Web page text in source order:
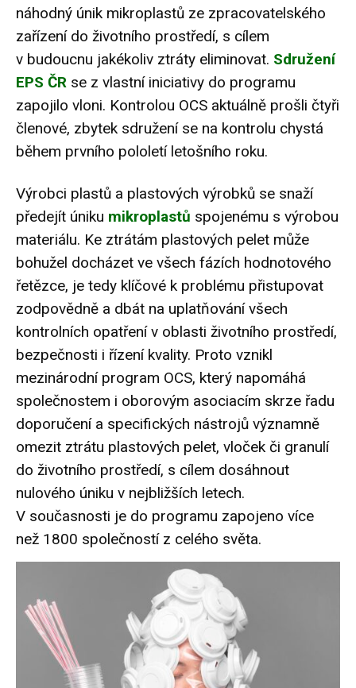
náhodný únik mikroplastů ze zpracovatelského
zařízení do životního prostředí, s cílem
v budoucnu jakékoliv ztráty eliminovat. Sdružení
EPS ČR se z vlastní iniciativy do programu
zapojilo vloni. Kontrolou OCS aktuálně prošli čtyři
členové, zbytek sdružení se na kontrolu chystá
během prvního pololetí letošního roku.
Výrobci plastů a plastových výrobků se snaží
předejít úniku mikroplastů spojenému s výrobou
materiálu. Ke ztrátám plastových pelet může
bohužel docházet ve všech fázích hodnotového
řetězce, je tedy klíčové k problému přistupovat
zodpovědně a dbát na uplatňování všech
kontrolních opatření v oblasti životního prostředí,
bezpečnosti i řízení kvality. Proto vznikl
mezinárodní program OCS, který napomáhá
společnostem i oborovým asociacím skrze řadu
doporučení a specifických nástrojů významně
omezit ztrátu plastových pelet, vloček či granulí
do životního prostředí, s cílem dosáhnout
nulového úniku v nejbližších letech.
V současnosti je do programu zapojeno více
než 1800 společností z celého světa.